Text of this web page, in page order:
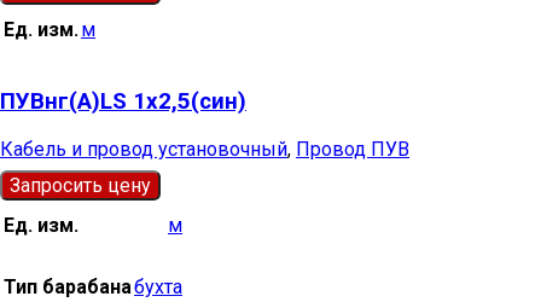
Ед. изм. м
ПУВнг(А)LS 1х2,5(син)
Кабель и провод установочный, Провод ПУВ
Запросить цену
Ед. изм.
м
Тип барабанабухта